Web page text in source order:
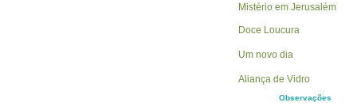
Observações
Mistério em Jerusalém
Doce Loucura
Um novo dia
Aliança de Vidro